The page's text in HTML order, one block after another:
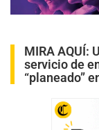
MIRA AQUÍ:
servicio de
“planeado”